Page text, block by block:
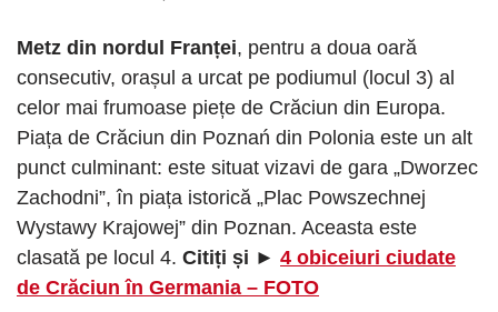
Metz din nordul Franței, pentru a doua oară
consecutiv, orașul a urcat pe podiumul (locul 3) al
celor mai frumoase piețe de Crăciun din Europa.
Piața de Crăciun din Poznań din Polonia este un alt
punct culminant: este situat vizavi de gara „Dworzec
Zachodni”, în piața istorică „Plac Powszechnej
Wystawy Krajowej” din Poznan. Aceasta este
clasată pe locul 4. Citiți și ► 4 obiceiuri ciudate
de Crăciun în Germania – FOTO